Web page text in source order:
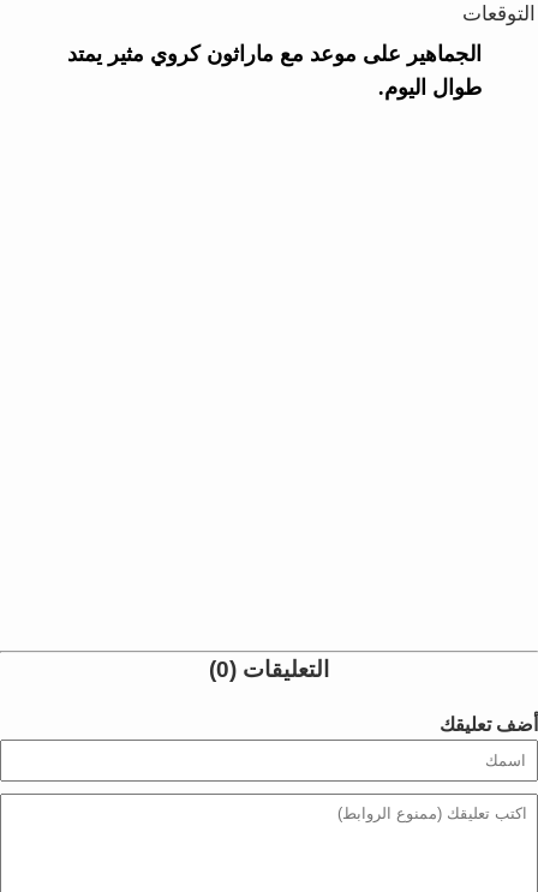
التوقعات
الجماهير على موعد مع ماراثون كروي مثير يمتد
طوال اليوم.
التعليقات (0)
أضف تعليقك